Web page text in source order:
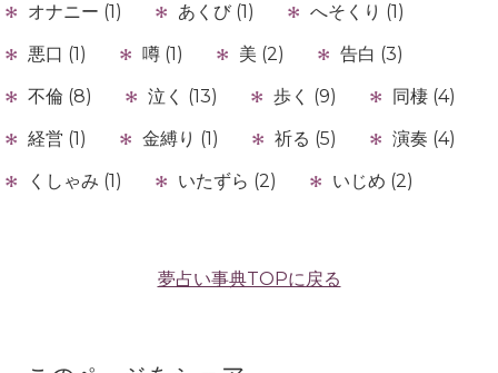
オナニー (1)
あくび (1)
へそくり (1)
悪口 (1)
噂 (1) 美 (2)
告白 (3)
不倫 (8)
泣く (13) 歩く (9)
同棲 (4)
経営 (1)
金縛り (1) 祈る (5)
演奏 (4)
くしゃみ (1)
いたずら (2) いじめ (2)
夢占い事典TOPに戻る